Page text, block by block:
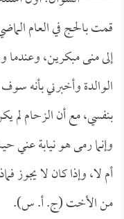
قمت بالحج في العام
إلى منى مبكرين،
الوالدة وأخبرني بأنه
بنفسي، مع أن الزحام لم
وإنما رمى هو نيابة عني
أم لا، وإذا كان لا يجوز
من الأخت (ج. أ. س).